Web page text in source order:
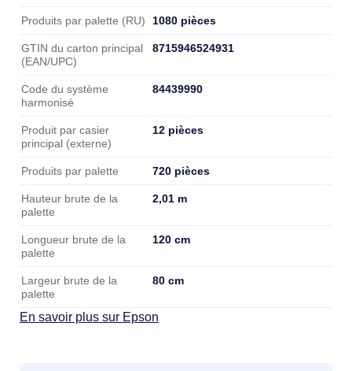
Produits par palette (RU) 1080 pièces
GTIN du carton principal
(EAN/UPC)
8715946524931
Code du système
harmonisé
84439990
Produit par casier
principal (externe)
12 pièces
Produits par palette 720 pièces
Hauteur brute de la
palette
2,01 m
Longueur brute de la
palette
120 cm
Largeur brute de la
palette
80 cm
En savoir plus sur Epson